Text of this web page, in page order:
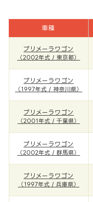
車種
プリメーラワゴン
（2002年式 / 東京都）
プリメーラワゴン
（1997年式 / 神奈川県）
プリメーラワゴン
（2001年式 / 千葉県）
プリメーラワゴン
（2002年式 / 群馬県）
プリメーラワゴン
（1997年式 / 兵庫県）